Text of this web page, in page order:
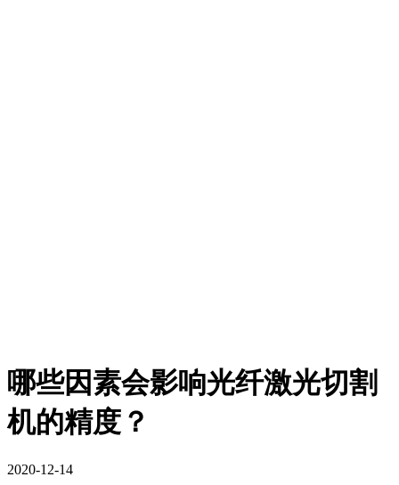
哪些因素会影响光纤激光切割
机的精度？
2020-12-14